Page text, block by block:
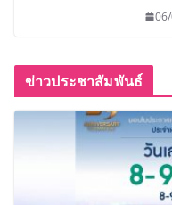
ข่าวประชาสัมพันธ์